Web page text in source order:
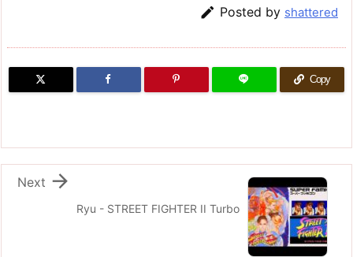
 Posted by shattered
Copy
Ryu - STREET FIGHTER II Turbo

Next